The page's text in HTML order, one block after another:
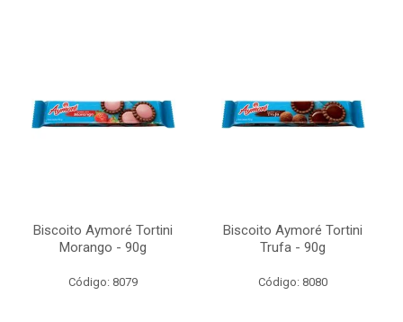
Biscoito Aymoré Tortini
Morango - 90g
Código: 8079
Biscoito Aymoré Tortini
Trufa - 90g
Código: 8080